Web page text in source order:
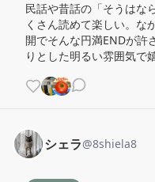
民話や昔話の「そうはな
くさん読めて楽しい。な
開でそんな円満ENDが
りとした明るい雰囲気で
シェラ@8shiela8